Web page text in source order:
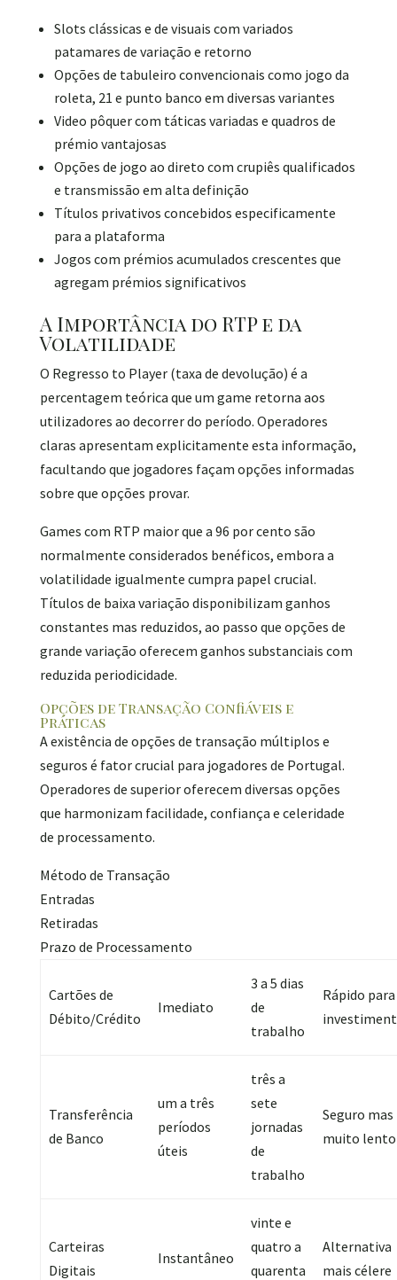
Slots clássicas e de visuais com variados
patamares de variação e retorno
Opções de tabuleiro convencionais como jogo da
roleta, 21 e punto banco em diversas variantes
Video pôquer com táticas variadas e quadros de
prémio vantajosas
Opções de jogo ao direto com crupiês qualificados
e transmissão em alta definição
Títulos privativos concebidos especificamente
para a plataforma
Jogos com prémios acumulados crescentes que
agregam prémios significativos
A Importância do RTP e da
Volatilidade
O Regresso to Player (taxa de devolução) é a
percentagem teórica que um game retorna aos
utilizadores ao decorrer do período. Operadores
claras apresentam explicitamente esta informação,
facultando que jogadores façam opções informadas
sobre que opções provar.
Games com RTP maior que a 96 por cento são
normalmente considerados benéficos, embora a
volatilidade igualmente cumpra papel crucial.
Títulos de baixa variação disponibilizam ganhos
constantes mas reduzidos, ao passo que opções de
grande variação oferecem ganhos substanciais com
reduzida periodicidade.
Opções de Transação Confiáveis e
Práticas
A existência de opções de transação múltiplos e
seguros é fator crucial para jogadores de Portugal.
Operadores de superior oferecem diversas opções
que harmonizam facilidade, confiança e celeridade
de processamento.
Método de Transação
Entradas
Retiradas
Prazo de Processamento
Cartões de
Débito/Crédito
Imediato
3 a 5 dias
de
trabalho
Rápido para
Transferência
de Banco
um a três
períodos
úteis
três a
sete
jornadas
de
trabalho
Seguro mas
muito lento
Carteiras
Digitais
Instantâneo
vinte e
quatro a
quarenta
Alternativa
mais célere